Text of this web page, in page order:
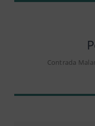
Contrada